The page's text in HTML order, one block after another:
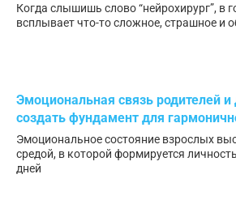
Когда слышишь слово “нейрохирург”, в
всплывает что-то сложное, страшное и
Эмоциональная связь родителей и
создать фундамент для
Эмоциональное состояние взрослых
средой, в которой формируется
дней